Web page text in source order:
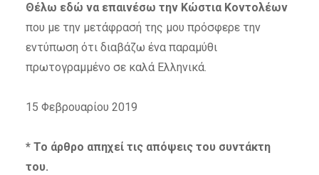
Θέλω εδώ να επαινέσω την Κώστια Κοντολέων
που με την μετάφρασή της μου πρόσφερε την
εντύπωση ότι διαβάζω ένα παραμύθι
πρωτογραμμένο σε καλά Ελληνικά.
15 Φεβρουαρίου 2019
* Το άρθρο απηχεί τις απόψεις του συντάκτη
του.